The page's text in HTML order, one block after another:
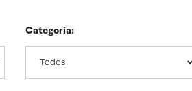
Categoria:
Todos